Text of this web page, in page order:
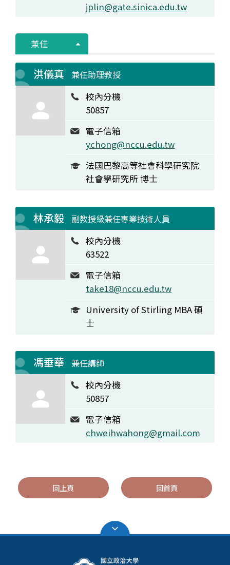
jplin@gate.sinica.edu.tw
兼任
洪儀真 兼任助理教授
校內分機
50857
電子信箱
ychong@nccu.edu.tw
法國巴黎高等社會科學研究院
社會學研究所 博士
林承毅 副教授級兼任專業技術人員
校內分機
63522
電子信箱
take18@nccu.edu.tw
University of Stirling MBA 碩
士
馮垂華 兼任講師
校內分機
50857
電子信箱
chweihwahong@gmail.com
回上頁 回首頁